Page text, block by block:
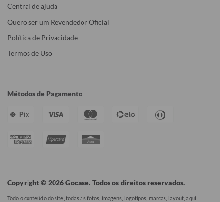
Central de ajuda
Quero ser um Revendedor Oficial
Política de Privacidade
Termos de Uso
Métodos de Pagamento
Pix
Copyright © 2026 Gocase. Todos os direitos reservados.
Todo o conteúdo do site, todas as fotos, imagens, logotipos, marcas, layout, aqui